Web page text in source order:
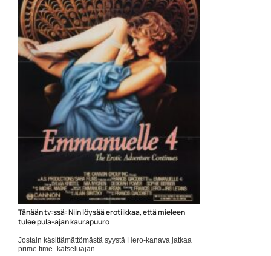
Tänään tv:ssä: Niin löysää erotiikkaa, että mieleen
tulee pula-ajan kaurapuuro
Jostain käsittämättömästä syystä Hero-kanava jatkaa
prime time -katseluajan...